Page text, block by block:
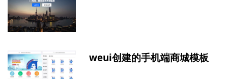
weui创建的手机端商城模板